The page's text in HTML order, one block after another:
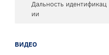
Дальность идентификац
ии
ВИДЕО